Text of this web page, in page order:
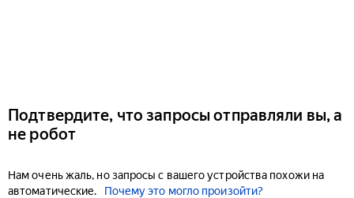
Подтвердите, что запросы отправляли вы, а
не робот
Нам очень жаль, но запросы с вашего устройства похожи на
автоматические.
Почему это могло произойти?